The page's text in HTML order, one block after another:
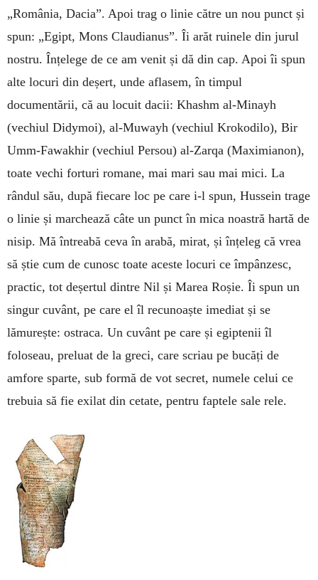
„România, Dacia”. Apoi trag o linie către un nou punct și
spun: „Egipt, Mons Claudianus”. Îi arăt ruinele din jurul
nostru. Înțelege de ce am venit și dă din cap. Apoi îi spun
alte locuri din deșert, unde aflasem, în timpul
documentării, că au locuit dacii: Khashm al-Minayh
(vechiul Didy­moi), al-Muwayh (vechiul Krokodilo), Bir
Umm-Fawakhir (vechiul Persou) al-Zarqa (Maximia­non),
toate vechi forturi romane, mai mari sau mai mici. La
rândul său, după fiecare loc pe care i-l spun, Hussein trage
o linie și marchează câte un punct în mica noastră hartă de
nisip. Mă întreabă ceva în arabă, mirat, și înțeleg că vrea
să știe cum de cunosc toate aceste locuri ce împânzesc,
practic, tot deșertul dintre Nil și Marea Roșie. Îi spun un
sin­gur cuvânt, pe care el îl recunoaște imediat și se
lămurește: ostraca. Un cuvânt pe care și egiptenii îl
foloseau, preluat de la greci, care scriau pe bucăți de
amfore sparte, sub formă de vot secret, numele celui ce
trebuia să fie exilat din cetate, pentru faptele sale rele.